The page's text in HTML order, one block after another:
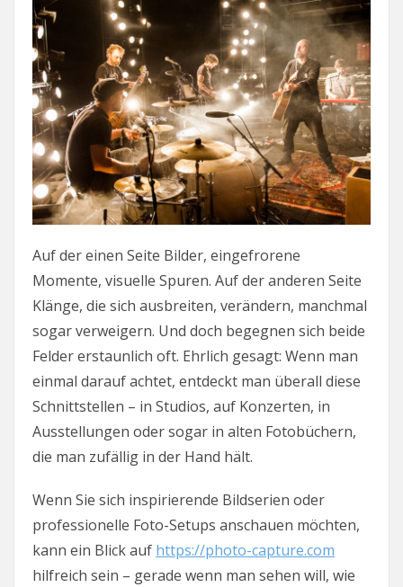
Auf der einen Seite Bilder, eingefrorene
Momente, visuelle Spuren. Auf der anderen Seite
Klänge, die sich ausbreiten, verändern, manchmal
sogar verweigern. Und doch begegnen sich beide
Felder erstaunlich oft. Ehrlich gesagt: Wenn man
einmal darauf achtet, entdeckt man überall diese
Schnittstellen – in Studios, auf Konzerten, in
Ausstellungen oder sogar in alten Fotobüchern,
die man zufällig in der Hand hält.
Wenn Sie sich inspirierende Bildserien oder
professionelle Foto-Setups anschauen möchten,
kann ein Blick auf https://photo-capture.com
hilfreich sein – gerade wenn man sehen will, wie